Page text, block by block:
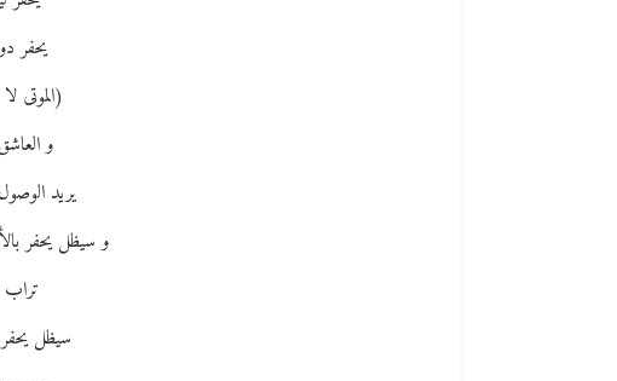
يحفر
(الموتى
و
يريد
و سيظل يحفر
تراب
سيظل يحفر